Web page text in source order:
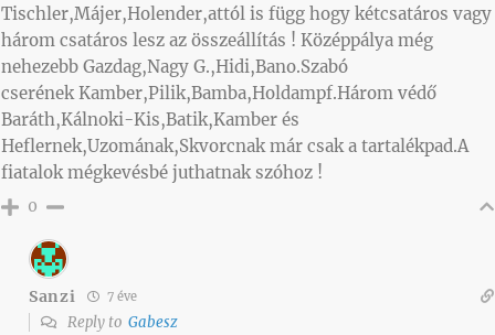
Tischler,Májer,Holender,attól is függ hogy kétcsatáros vagy
három csatáros lesz az összeállítás ! Középpálya még
nehezebb Gazdag,Nagy G.,Hidi,Bano.Szabó
cserének Kamber,Pilik,Bamba,Holdampf.Három védő
Baráth,Kálnoki-Kis,Batik,Kamber és
Heflernek,Uzomának,Skvorcnak már csak a tartalékpad.A
fiatalok mégkevésbé juthatnak szóhoz !
0
Sanzi 7 éve
Reply to Gabesz